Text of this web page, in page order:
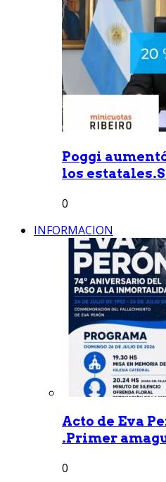
Poggi
los
0
INFORMACION
Acto de Eva
.Primer
0